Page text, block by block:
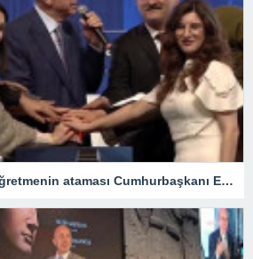
Son Dakika! 45 bin öğretmenin ataması Cumhurbaşkanı Erdoğan’ın katıldığı törenle gerçekleşti